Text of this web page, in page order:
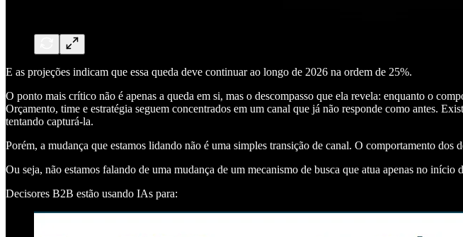
E as projeções indicam que essa queda deve continuar ao longo de 2026 na ordem de 25%.
O ponto mais crítico não é apenas a queda em si, mas o descompasso que ela revela: enquanto o
Orçamento, time e estratégia seguem concentrados em um canal que já não responde como antes.
tentando capturá-la.
Porém, a mudança que estamos lidando não é uma simples transição de canal. O comportamento
Ou seja, não estamos falando de uma mudança de um mecanismo de busca que atua apenas no
Decisores B2B estão usando IAs para: